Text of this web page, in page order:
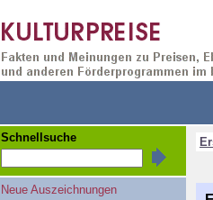
Schnellsuche
Neue Auszeichnungen